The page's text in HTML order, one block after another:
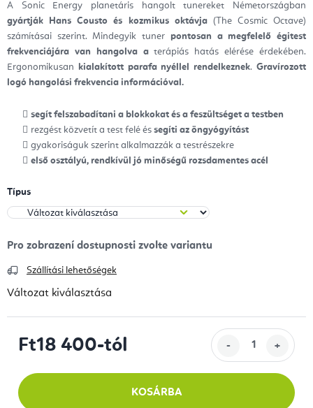
A Sonic Energy planetáris hangolt tunereket Németországban
gyártják Hans Cousto és kozmikus oktávja (The Cosmic Octave)
számításai szerint. Mindegyik tuner pontosan a megfelelő égitest
frekvenciájára van hangolva a terápiás hatás elérése érdekében.
Ergonomikusan
kialakított parafa nyéllel rendelkeznek.Gravírozott
logó hangolási frekvencia információval.
segít felszabadítani a blokkokat és a feszültséget a testben
rezgést közvetít a test felé és segíti az öngyógyítást
gyakoriságuk szerint alkalmazzák a testrészekre
első osztályú, rendkívül jó minőségű rozsdamentes acél
Típus
Szállítási lehetőségek
Változat kiválasztása
Ft18 400-tól
KOSÁRBA